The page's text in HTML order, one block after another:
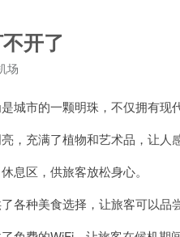
开了
场
市的一颗明珠，不仅拥有现
充满了植物和艺术品，让人感
区，供旅客放松身心。
种美食选择，让旅客可以品尝